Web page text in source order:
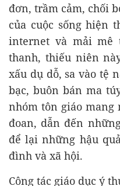
đơn, trầm cảm, chối
của cuộc sống hiện
internet và mải mê
thanh, thiếu niên
xấu dụ dỗ, sa vào tệ
bạc, buôn bán ma
nhóm tôn giáo mang
đoan, dẫn đến
để lại những hậu
đình và xã hội.
Công tác giáo dục ý